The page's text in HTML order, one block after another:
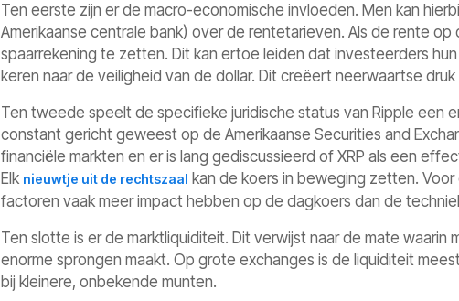
Ten eerste zijn er de macro-economische invloeden. Men kan
Amerikaanse centrale bank) over de rentetarieven. Als de rente
spaarrekening te zetten. Dit kan ertoe leiden dat investeerders
keren naar de veiligheid van de dollar. Dit creëert neerwaartse druk
Ten tweede speelt de specifieke juridische status van Ripple een
constant gericht geweest op de Amerikaanse Securities and
financiële markten en er is lang gediscussieerd of XRP als een
Elk nieuwtje uit de rechtszaal kan de koers in beweging zetten.
factoren vaak meer impact hebben op de dagkoers dan de
Ten slotte is er de marktliquiditeit. Dit verwijst naar de mate
enorme sprongen maakt. Op grote exchanges is de liquiditeit
bij kleinere, onbekende munten.